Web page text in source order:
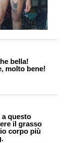
bella!
molto bene!
questo
il grasso
corpo più